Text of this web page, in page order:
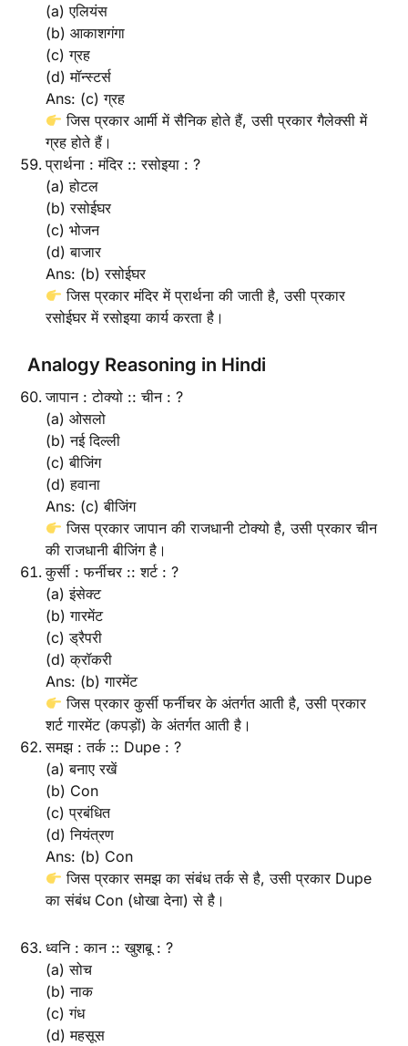
(a) एलियंस
(b) आकाशगंगा
(c) ग्रह
(d) मॉन्स्टर्स
Ans: (c) ग्रह
जिस प्रकार आर्मी में सैनिक होते हैं, उसी प्रकार गैलेक्सी में
ग्रह होते हैं।
प्रार्थना : मंदिर :: रसोइया : ?
(a) होटल
(b) रसोईघर
(c) भोजन
(d) बाजार
Ans: (b) रसोईघर
जिस प्रकार मंदिर में प्रार्थना की जाती है, उसी प्रकार
रसोईघर में रसोइया कार्य करता है।
Analogy Reasoning in Hindi
जापान : टोक्यो :: चीन : ?
(a) ओसलो
(b) नई दिल्ली
(c) बीजिंग
(d) हवाना
Ans: (c) बीजिंग
जिस प्रकार जापान की राजधानी टोक्यो है, उसी प्रकार चीन
की राजधानी बीजिंग है।
कुर्सी : फर्नीचर :: शर्ट : ?
(a) इंसेक्ट
(b) गारमेंट
(c) ड्रैपरी
(d) क्रॉकरी
Ans: (b) गारमेंट
जिस प्रकार कुर्सी फर्नीचर के अंतर्गत आती है, उसी प्रकार
शर्ट गारमेंट (कपड़ों) के अंतर्गत आती है।
समझ : तर्क :: Dupe : ?
(a) बनाए रखें
(b) Con
(c) प्रबंधित
(d) नियंत्रण
Ans: (b) Con
जिस प्रकार समझ का संबंध तर्क से है, उसी प्रकार Dupe
का संबंध Con (धोखा देना) से है।
ध्वनि : कान :: खुशबू : ?
(a) सोच
(b) नाक
(c) गंध
(d) महसूस